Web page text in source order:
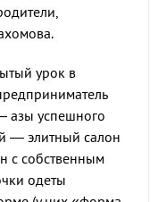
урок в
азы успешного
— элитный салон
с собственным
одеты